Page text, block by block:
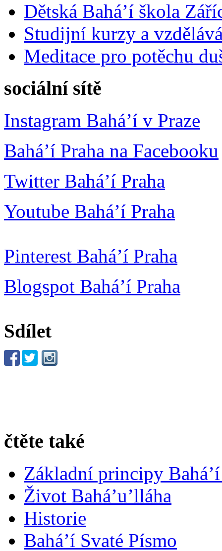
Dětská Bahá’í škola
Studijní kurzy a
Meditace pro potěchu
sociální sítě
Instagram Bahá’í v Praze
Bahá’í Praha na Facebooku
Twitter Bahá’í Praha
Youtube Bahá’í Praha
Pinterest Bahá’í Praha
Blogspot Bahá’í Praha
Sdílet
čtěte také
Základní principy
Život Bahá’u’lláha
Historie
Bahá’í Svaté Písmo